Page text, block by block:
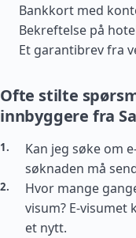
Bankkort med
Bekreftelse på
Et garantibrev fra
Ofte stilte
innbyggere fra
Kan jeg søke om
søknaden må
Hvor mange
visum? E-visumet
et nytt.